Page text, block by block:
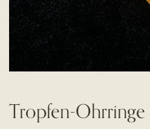
Tropfen-